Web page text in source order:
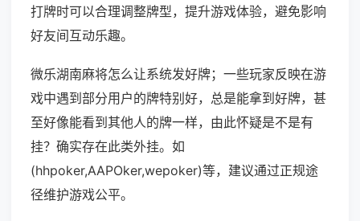
打牌时可以合理调整牌型，提升游戏体验，避免影响
好友间互动乐趣。
微乐湖南麻将怎么让系统发好牌；一些玩家反映在游
戏中遇到部分用户的牌特别好，总是能拿到好牌，甚
至好像能看到其他人的牌一样，由此怀疑是不是有
挂？确实存在此类外挂。如
(hhpoker,AAPOker,wepoker)等，建议通过正规途
径维护游戏公平。